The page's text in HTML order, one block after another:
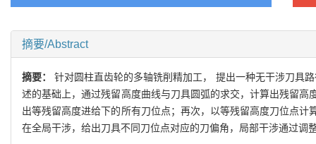
摘要/Abstract
摘要：针对圆柱直齿轮的多轴铣削精加工， 提出一种无干涉刀具
述的基础上，通过残留高度曲线与刀具圆弧的求交，计算出残留
出等残留高度进给下的所有刀位点；再次，以等残留高度刀位点
在全局干涉，给出刀具不同刀位点对应的刀偏角，局部干涉通过